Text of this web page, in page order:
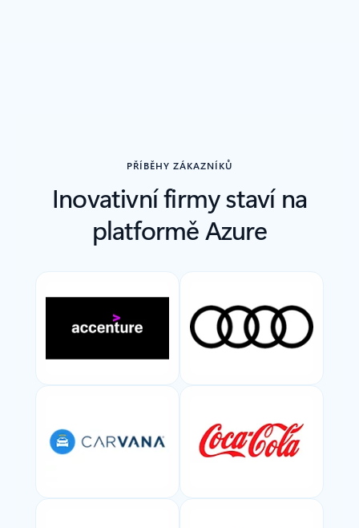
PŘÍBĚHY ZÁKAZNÍKŮ
Inovativní firmy staví na
platformě Azure